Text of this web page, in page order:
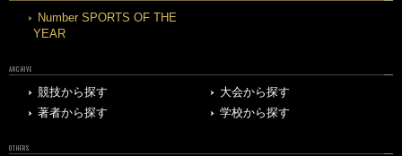
Number SPORTS OF THE
YEAR
ARCHIVE
競技から探す
大会から探す
著者から探す
学校から探す
OTHERS